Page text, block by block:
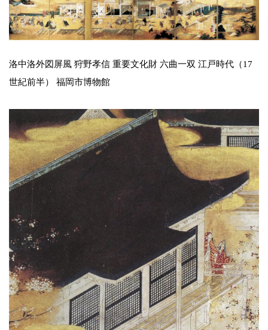
洛中洛外図屏風 狩野孝信 重要文化財 六曲一双 江戸時代（17
世紀前半） 福岡市博物館